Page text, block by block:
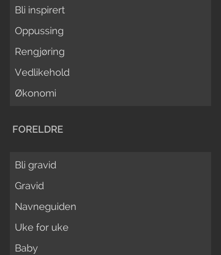
Bli inspirert
Oppussing
Rengjøring
Vedlikehold
Økonomi
FORELDRE
Bli gravid
Gravid
Navneguiden
Uke for uke
Baby